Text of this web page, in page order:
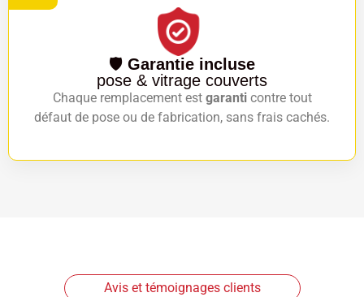
🛡️ Garantie incluse
pose & vitrage couverts
Chaque remplacement est garanticontre tout
défaut de pose ou de fabrication, sans frais cachés.
Avis et témoignages clients